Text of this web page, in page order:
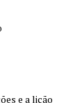
e a lição